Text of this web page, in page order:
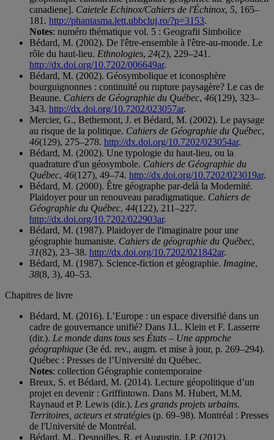
canadiene]. Caietele Echinox/Cahiers de l'Échinox, 5, 165–
181. http://phantasma.lett.ubbcluj.ro/?p=3153.
Notes: numéro thématique vol. 5 : Geografii Simbolice
Bédard, M. (2002). De l'être-ensemble à l'être-au-monde. Le
rôle du haut-lieu. Ethnologies, 24(2), 229–241.
http://dx.doi.org/10.7202/006649ar.
Bédard, M. (2002). Géosymbolique et iconosphère
bourguignonnes : continuité ou rupture paysagère? Le cas de
Beaune. Cahiers de Géographie du Québec, 46(129), 323–
343. http://dx.doi.org/10.7202/023057ar.
Mercier, G., Bethemont, J. et Bédard, M. (2002). Le paysage
au risque de la politique. Cahiers de Géographie du Québec,
46(129), 275–278. http://dx.doi.org/10.7202/023054ar.
Bédard, M. (2002). Une typologie du haut-lieu, ou la
quadrature d'un géosymbole. Cahiers de Géographie du
Québec, 46(127), 49–74. http://dx.doi.org/10.7202/023019ar.
Bédard, M. (2000). Être géographe par-delà la Modernité.
Plaidoyer pour un renouveau paradigmatique. Cahiers de
Géographie du Québec, 44(122), 211–227.
http://dx.doi.org/10.7202/022903ar.
Bédard, M. (1987). Plaidoyer de l'imaginaire pour une
géographie humaniste. Cahiers de géographie du Québec,
31(82), 23–38. http://dx.doi.org/10.7202/021842ar.
Bédard, M. (1987). Science-fiction et géographie. Imagine,
38(8, 3), 40–53.
Chapitres de livre
Bédard, M. (2016). L’Europe : un espace diversifié dans un
cadre de gouvernance unifié? Dans J.L. Klein et F. Lasserre
(dir.). Le monde dans tous ses États – Une approche
géographique (3e éd. rev., augm. et mise à jour, p. 269–294).
Québec : Presses de l’Université du Québec.
Notes: collection Géographie contemporaine
Breux, S. et Bédard, M. (2014). Lecture géopolitique d’un
projet en devenir : Griffintown. Dans M. Hubert, M.M.
Raynaud et P. Lewis (dir.). Les grands projets urbains.
Territoires, acteurs et stratégies (p. 69–98). Montréal : Presses
de l'Université de Montréal.
Bédard, M., Desnoilles, R. et Augustin, J.P. (2012).